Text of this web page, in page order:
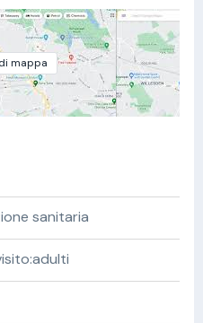
mappa
sanitaria